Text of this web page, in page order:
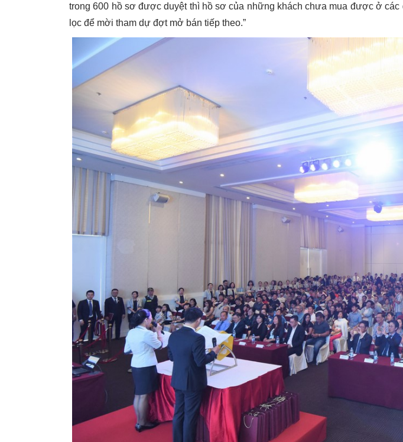
trong 600 hồ sơ được duyệt thì hồ sơ của những khách chưa mua được ở
lọc để mời tham dự đợt mở bán tiếp theo.”